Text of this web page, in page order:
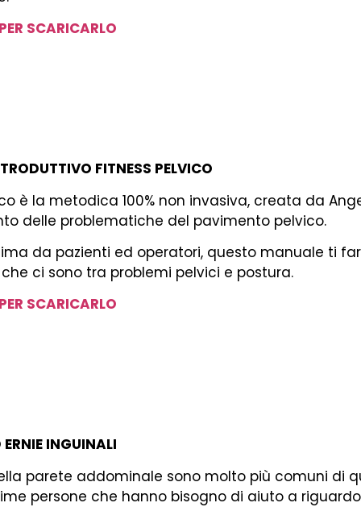
SCARICARLO
FITNESS PELVICO
è la metodica 100% non invasiva, creata da
delle problematiche del pavimento pelvico.
da pazienti ed operatori, questo manuale ti
ci sono tra problemi pelvici e postura.
SCARICARLO
INGUINALI
parete addominale sono molto più comuni di
persone che hanno bisogno di aiuto a